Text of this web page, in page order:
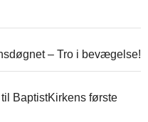
– Tro i bevægelse!
BaptistKirkens første